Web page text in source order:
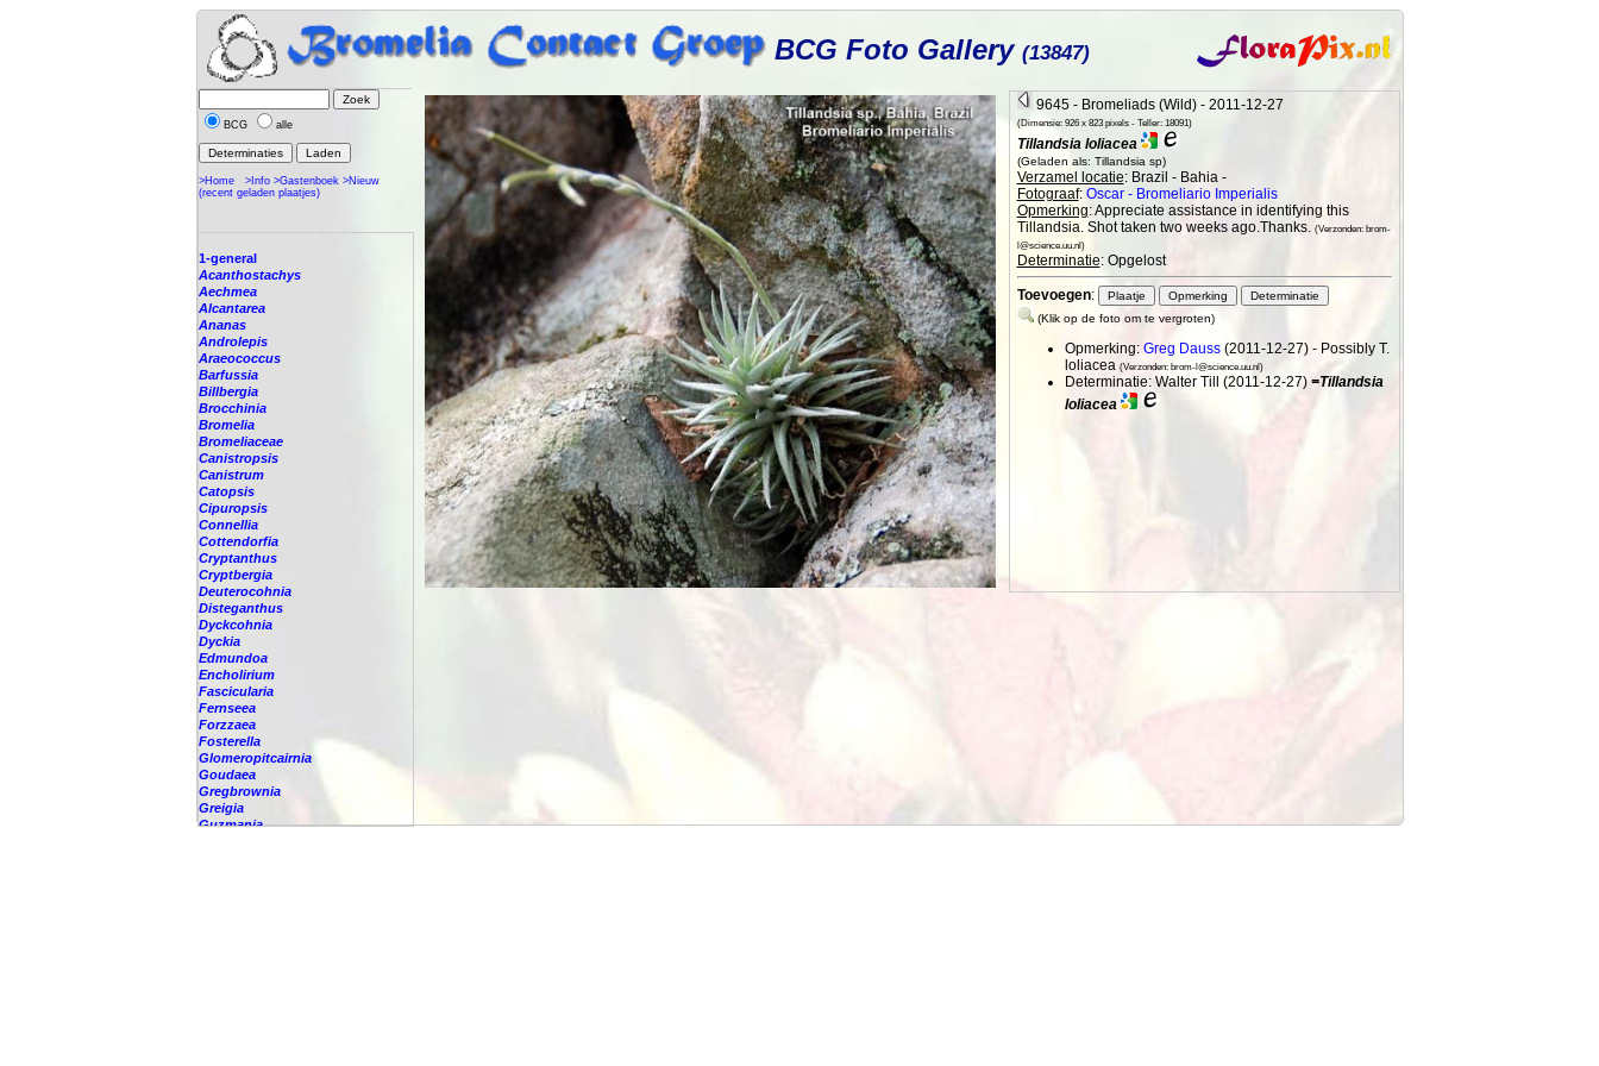
BCG Foto Gallery (13847)
BCG alle
>Home >Info >Gastenboek >Nieuw
(recent geladen plaatjes)
1-general
Acanthostachys
Aechmea
Alcantarea
Ananas
Androlepis
Araeococcus
Barfussia
Billbergia
Brocchinia
Bromelia
Bromeliaceae
Canistropsis
Canistrum
Catopsis
Cipuropsis
Connellia
Cottendorfia
Cryptanthus
Cryptbergia
Deuterocohnia
Disteganthus
Dyckcohnia
Dyckia
Edmundoa
Encholirium
Fascicularia
Fernseea
Forzzaea
Fosterella
Glomeropitcairnia
Goudaea
Gregbrownia
Greigia
Guzmania
9645 - Bromeliads (Wild) - 2011-12-27
(Dimensie: 926 x 823 pixels - Teller: 18091)
Tillandsia loliacea
(Geladen als: Tillandsia sp)
Verzamel locatie: Brazil - Bahia -
Fotograaf: Oscar - Bromeliario Imperialis
Opmerking: Appreciate assistance in identifying this
Tillandsia. Shot taken two weeks ago.Thanks. (Verzonden: brom-
l@science.uu.nl)
Determinatie: Opgelost
Toevoegen:
(Klik op de foto om te vergroten)
Opmerking: Greg Dauss(2011-12-27) - Possibly T.
loliacea (Verzonden: brom-l@science.uu.nl)
Determinatie: Walter Till (2011-12-27) =Tillandsia
loliacea